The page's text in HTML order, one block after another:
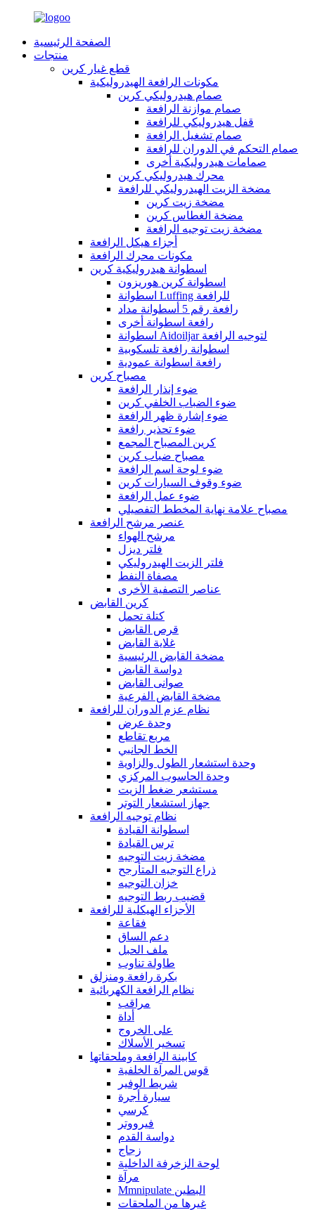
الصفحة الرئيسية
منتجات
قطع غيار كرين
مكونات الرافعة الهيدروليكية
صمام هيدروليكي كرين
صمام موازنة الرافعة
قفل هيدروليكي للرافعة
صمام تشغيل الرافعة
صمام التحكم في الدوران للرافعة
صمامات هيدروليكية أخرى
محرك هيدروليكي كرين
مضخة الزيت الهيدروليكي للرافعة
مضخة زيت كرين
مضخة الغطاس كرين
مضخة زيت توجيه الرافعة
أجزاء هيكل الرافعة
مكونات محرك الرافعة
اسطوانة هيدروليكية كرين
اسطوانة كرين هوريزون
اسطوانة Luffing للرافعة
رافعة رقم 5 أسطوانة مداد
رافعة اسطوانة أخرى
اسطوانة Aidoiljar لتوجيه الرافعة
اسطوانة رافعة تلسكوبية
رافعة اسطوانة عمودية
مصباح كرين
ضوء إنذار الرافعة
ضوء الضباب الخلفي كرين
ضوء إشارة ظهر الرافعة
ضوء تحذير رافعة
كرين المصباح المجمع
مصباح ضباب كرين
ضوء لوحة اسم الرافعة
ضوء وقوف السيارات كرين
ضوء عمل الرافعة
مصباح علامة نهاية المخطط التفصيلي
عنصر مرشح الرافعة
مرشح الهواء
فلتر ديزل
فلتر الزيت الهيدروليكي
مصفاة النفط
عناصر التصفية الأخرى
كرين القابض
كتلة تحمل
قرص القابض
غلاية القابض
مضخة القابض الرئيسية
دواسة القابض
صوانى القابض
مضخة القابض الفرعية
نظام عزم الدوران للرافعة
وحدة عرض
مربع تقاطع
الخط الجانبي
وحدة استشعار الطول والزاوية
وحدة الحاسوب المركزي
مستشعر ضغط الزيت
جهاز استشعار التوتر
نظام توجيه الرافعة
اسطوانة القيادة
ترس القيادة
مضخة زيت التوجيه
ذراع التوجيه المتأرجح
خزان التوجيه
قضيب ربط التوجيه
الأجزاء الهيكلية للرافعة
فقاعة
دعم الساق
ملف الحبل
طاولة تناوب
بكرة رافعة ومنزلق
نظام الرافعة الكهربائية
مراقب
أداة
على الخروج
تسخير الأسلاك
كابينة الرافعة وملحقاتها
قوس المرآة الخلفية
شريط الوفير
سيارة أجرة
كرسي
فيرووتر
دواسة القدم
زجاج
لوحة الزخرفة الداخلية
مرآة
Mmnipulate البطين
غيرها من الملحقات